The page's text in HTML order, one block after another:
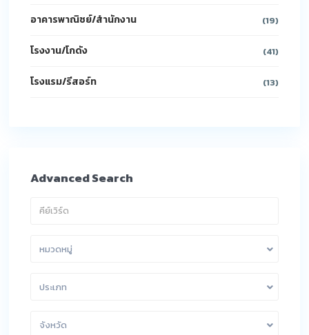
อาคารพาณิชย์/สำนักงาน (19)
โรงงาน/โกดัง (41)
โรงแรม/รีสอร์ท (13)
Advanced Search
หมวดหมู่
ประเภท
จังหวัด